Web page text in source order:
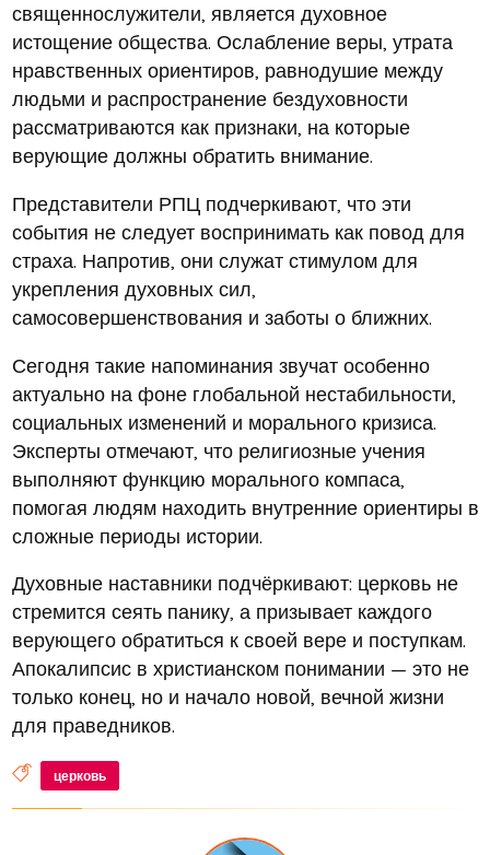
священнослужители, является духовное
истощение общества. Ослабление веры, утрата
нравственных ориентиров, равнодушие между
людьми и распространение бездуховности
рассматриваются как признаки, на которые
верующие должны обратить внимание.
Представители РПЦ подчеркивают, что эти
события не следует воспринимать как повод для
страха. Напротив, они служат стимулом для
укрепления духовных сил,
самосовершенствования и заботы о ближних.
Сегодня такие напоминания звучат особенно
актуально на фоне глобальной нестабильности,
социальных изменений и морального кризиса.
Эксперты отмечают, что религиозные учения
выполняют функцию морального компаса,
помогая людям находить внутренние ориентиры в
сложные периоды истории.
Духовные наставники подчёркивают: церковь не
стремится сеять панику, а призывает каждого
верующего обратиться к своей вере и поступкам.
Апокалипсис в христианском понимании — это не
только конец, но и начало новой, вечной жизни
для праведников.
церковь